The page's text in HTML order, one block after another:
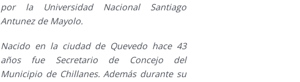
por la Universidad Nacional Santiago
Antunez de Mayolo.
Nacido en la ciudad de Quevedo hace 43
años fue Secretario de Concejo del
Municipio de Chillanes. Además durante su